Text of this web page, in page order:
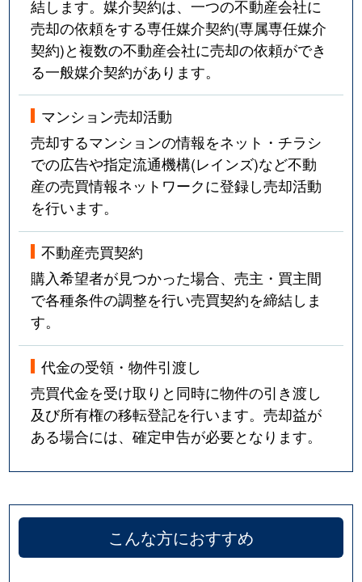
結します。媒介契約は、一つの不動産会社に
売却の依頼をする専任媒介契約(専属専任媒介
契約)と複数の不動産会社に売却の依頼ができ
る一般媒介契約があります。
マンション売却活動
売却するマンションの情報をネット・チラシ
での広告や指定流通機構(レインズ)など不動
産の売買情報ネットワークに登録し売却活動
を行います。
不動産売買契約
購入希望者が見つかった場合、売主・買主間
で各種条件の調整を行い売買契約を締結しま
す。
代金の受領・物件引渡し
売買代金を受け取りと同時に物件の引き渡し
及び所有権の移転登記を行います。売却益が
ある場合には、確定申告が必要となります。
こんな方におすすめ